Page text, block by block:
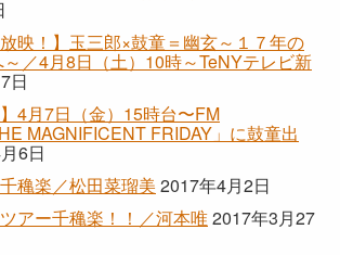
放映！】玉三郎×鼓童＝幽玄～１７年の
／4月8日（土）10時～TeNYテレビ新
日
】4月7日（金）15時台〜FM
MAGNIFICENT FRIDAY」に鼓童出
6日
穐楽／松田菜瑠美 2017年4月2日
アー千穐楽！！／河本唯2017年3月27